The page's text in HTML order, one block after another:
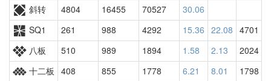
斜转
4804 16455 70527
30.06
SQ1
261 988 4292 15.36 22.08 4701
八板
510 989 1894 1.58 2.13
2024
十二板
408 855 1778 6.21 8.01 1798